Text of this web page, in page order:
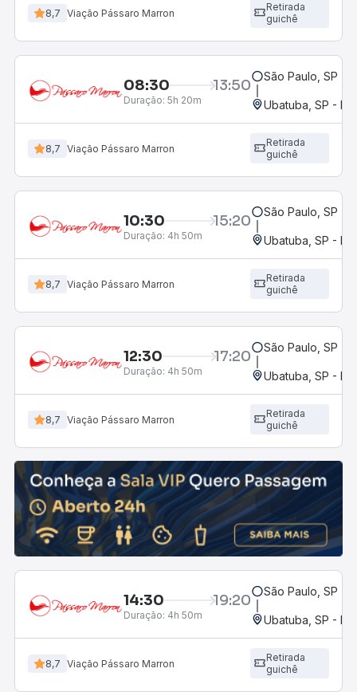
8,7 Viação Pássaro Marron
Retirada
guichê
08:30 13:50
Duração: 5h 20m
São Paulo, SP -
Ubatuba, SP -
8,7 Viação Pássaro Marron
Retirada
guichê
10:30 15:20
Duração: 4h 50m
São Paulo, SP -
Ubatuba, SP -
8,7 Viação Pássaro Marron
Retirada
guichê
12:30 17:20
Duração: 4h 50m
São Paulo, SP -
Ubatuba, SP -
8,7 Viação Pássaro Marron
Retirada
guichê
14:30 19:20
Duração: 4h 50m
São Paulo, SP -
Ubatuba, SP -
8,7 Viação Pássaro Marron
Retirada
guichê